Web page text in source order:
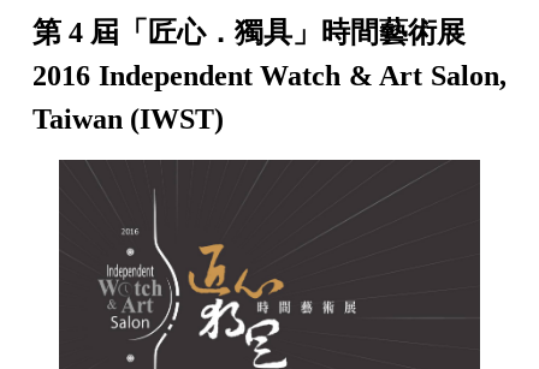
第 4 屆「匠心．獨具」時間藝術展
2016 Independent Watch & Art Salon,
Taiwan (IWST)